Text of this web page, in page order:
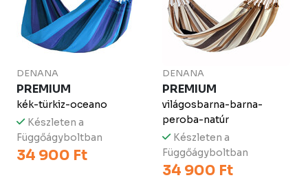
DENANA
PREMIUM
kék-türkiz-oceano
Készleten a
Függőágyboltban
34 900 Ft
DENANA
PREMIUM
világosbarna-barna-
peroba-natúr
Készleten a
Függőágyboltban
34 900 Ft